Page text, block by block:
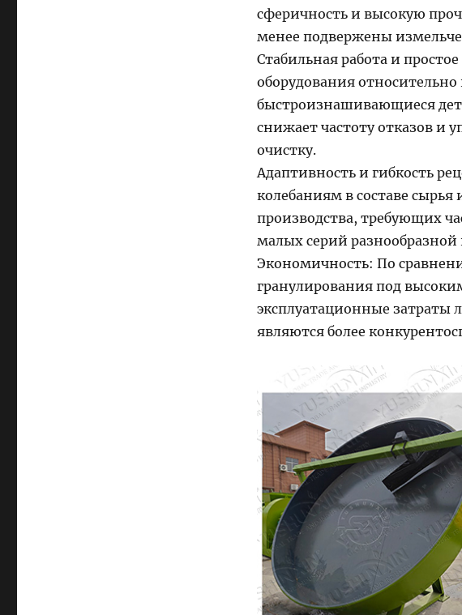
сферичность и высокую
менее подвержены
Стабильная работа и
оборудования
быстроизнашивающиеся
снижает частоту отказов и
очистку.
Адаптивность и гибкость
колебаниям в составе сырья
производства, требующих
малых серий разнообразной
Экономичность: По
гранулирования под
эксплуатационные затраты
являются более